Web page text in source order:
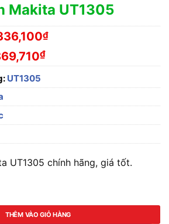
Makita UT1305
₫
₫
UT1305
UT1305 chính hãng, giá tốt.
số lượng
THÊM VÀO GIỎ HÀNG